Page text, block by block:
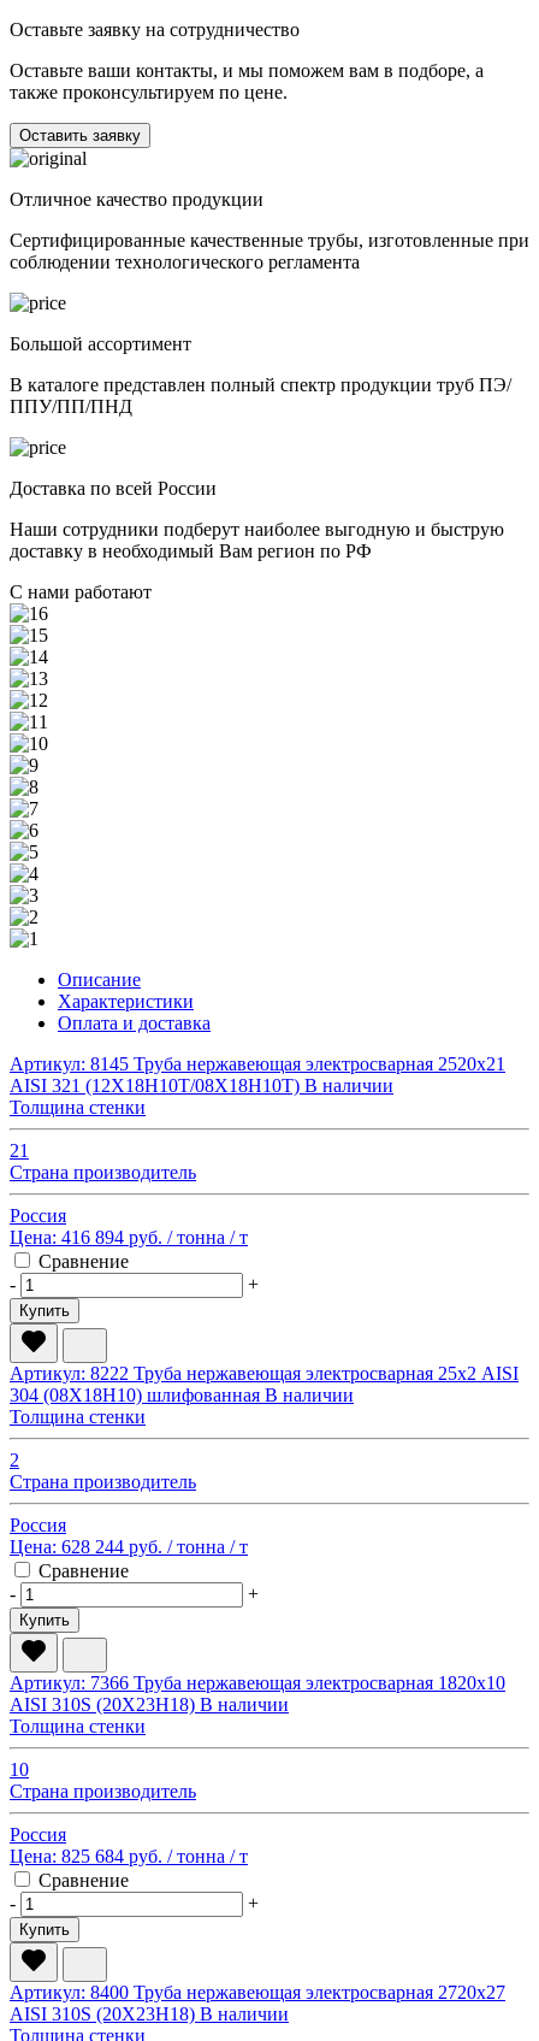
Оставьте заявку на сотрудничество
Оставьте ваши контакты, и мы поможем вам в подборе, а
также проконсультируем по цене.
Оставить заявку
Отличное качество продукции
Сертифицированные качественные трубы, изготовленные при
соблюдении технологического регламента
Большой ассортимент
В каталоге представлен полный спектр продукции труб ПЭ/
ППУ/ПП/ПНД
Доставка по всей России
Наши сотрудники подберут наиболее выгодную и быструю
доставку в необходимый Вам регион по РФ
С нами работают
Описание
Характеристики
Оплата и доставка
Артикул: 8145 Труба нержавеющая электросварная 2520х21
AISI 321 (12Х18Н10Т/08Х18Н10Т) В наличии
Толщина стенки
21
Страна производитель
Россия
Цена: 416 894 руб. / тонна / т
Сравнение
-
+
Купить
Артикул: 8222 Труба нержавеющая электросварная 25х2 AISI
304 (08Х18Н10) шлифованная В наличии
Толщина стенки
2
Страна производитель
Россия
Цена: 628 244 руб. / тонна / т
Сравнение
-
+
Купить
Артикул: 7366 Труба нержавеющая электросварная 1820х10
AISI 310S (20Х23Н18) В наличии
Толщина стенки
10
Страна производитель
Россия
Цена: 825 684 руб. / тонна / т
Сравнение
-
+
Купить
Артикул: 8400 Труба нержавеющая электросварная 2720х27
AISI 310S (20Х23Н18) В наличии
Толщина стенки